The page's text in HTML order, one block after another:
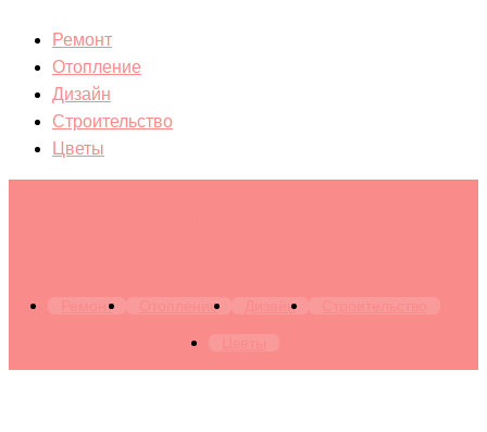
Ремонт
Отопление
Дизайн
Строительство
Цветы
Ремонт Отопление Дизайн